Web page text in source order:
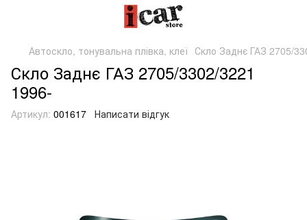
Автоскло, тонувальна плівка, клеї Скло Заднє ГАЗ 2705/
Скло Заднє ГАЗ 2705/3302/3221
1996-
Артикул: 001617 Написати відгук